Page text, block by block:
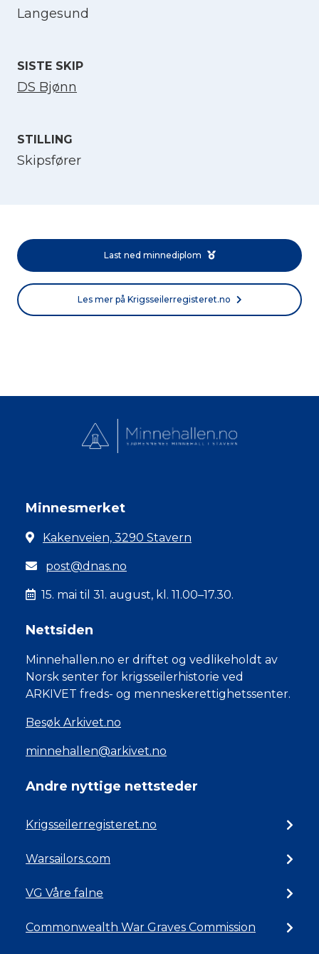
Langesund
SISTE SKIP
DS Bjønn
STILLING
Skipsfører
Last ned minnediplom
Les mer på Krigsseilerregisteret.no
Minnesmerket
Kakenveien, 3290 Stavern
post@dnas.no
15. mai til 31. august, kl. 11.00–17.30.
Nettsiden
Minnehallen.no er driftet og vedlikeholdt av
Norsk senter for krigsseilerhistorie ved
ARKIVET freds- og menneskerettighetssenter.
Besøk Arkivet.no
minnehallen@arkivet.no
Andre nyttige nettsteder
Krigsseilerregisteret.no
Warsailors.com
VG Våre falne
Commonwealth War Graves Commission
Velg språk
Norsk bokmål